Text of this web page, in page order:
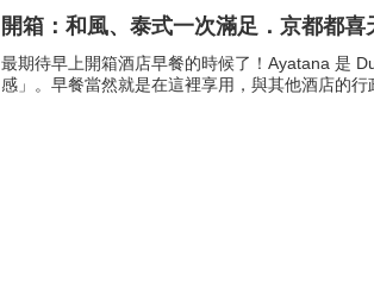
開箱：和風、泰式一次滿足．京都都
最期待早上開箱酒店早餐的時候了！Ayatana 是
感」。早餐當然就是在這裡享用，與其他酒店的行